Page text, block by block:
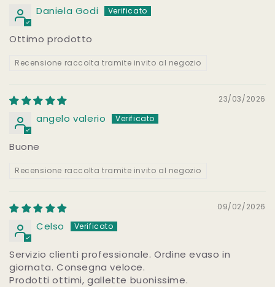
Daniela Godi
Ottimo prodotto
Recensione raccolta tramite invito al negozio
23/03/2026
angelo valerio
Buone
Recensione raccolta tramite invito al negozio
09/02/2026
Celso
Servizio clienti professionale. Ordine evaso in
giornata. Consegna veloce.
Prodotti ottimi, gallette buonissime.